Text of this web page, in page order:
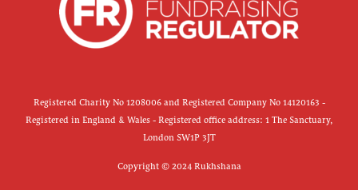
Registered Charity No 1208006 and Registered Company No 14120163 -
Registered in England & Wales - Registered office address: 1 The Sanctuary,
London SW1P 3JT
Copyright © 2024 Rukhshana